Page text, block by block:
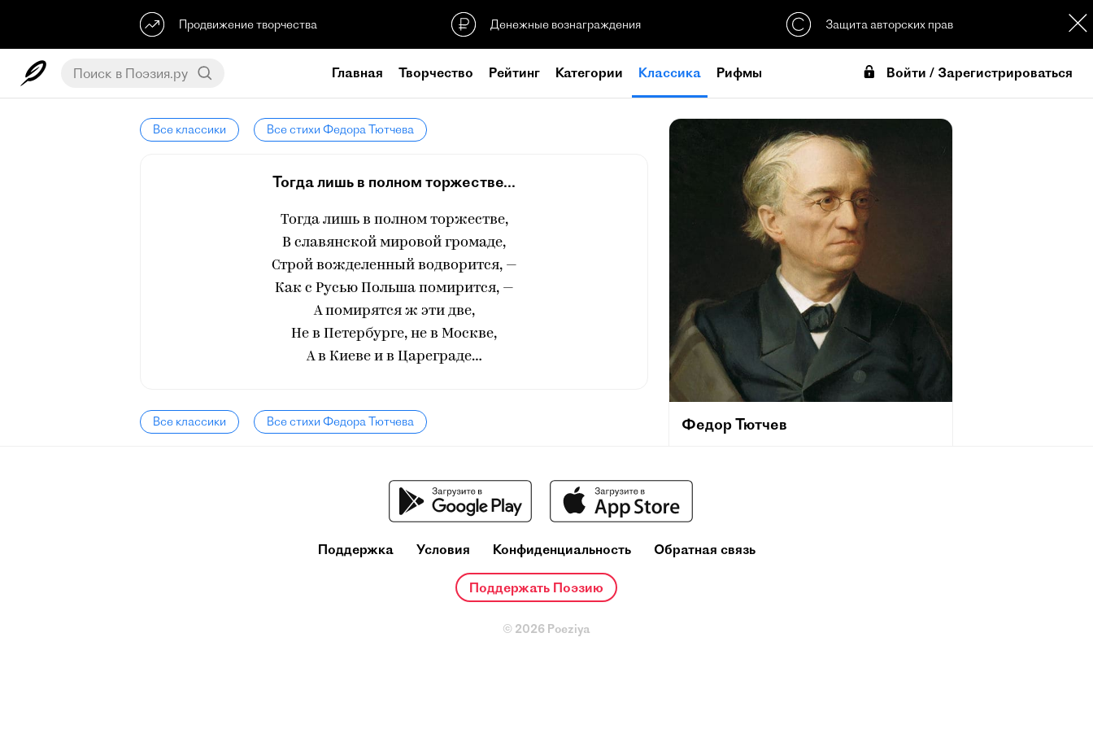
Продвижение творчества Денежные вознаграждения Защита авторских прав
Главная Творчество Рейтинг Категории Классика Рифмы Войти / Зарегистрироваться
Все классики Все стихи Федора Тютчева
Тогда лишь в полном торжестве...
Тогда лишь в полном торжестве,
В славянской мировой громаде,
Строй вожделенный водворится, —
Как с Русью Польша помирится, —
А помирятся ж эти две,
Не в Петербурге, не в Москве,
А в Киеве и в Цареграде…
Все классики Все стихи Федора Тютчева Федор Тютчев
русский лирик, поэт-мыслитель, дипломат,
корреспондент Петербургской Академии Наук
Поддержка Условия Конфиденциальность Обратная связь
Поддержать Поэзию
© 2026 Poeziya